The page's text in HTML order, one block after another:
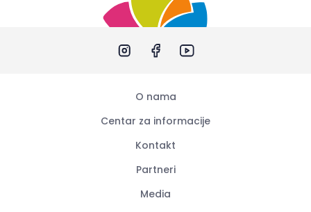
O nama
Centar za informacije
Kontakt
Partneri
Media